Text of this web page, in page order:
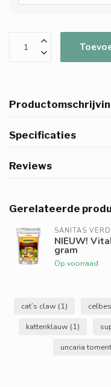
Specificaties
Reviews
Gerelateerde
SANITAS
NIEUW!
gram
Op voorraad
cat’s claw (1)
kattenklauw (1)
uncaria